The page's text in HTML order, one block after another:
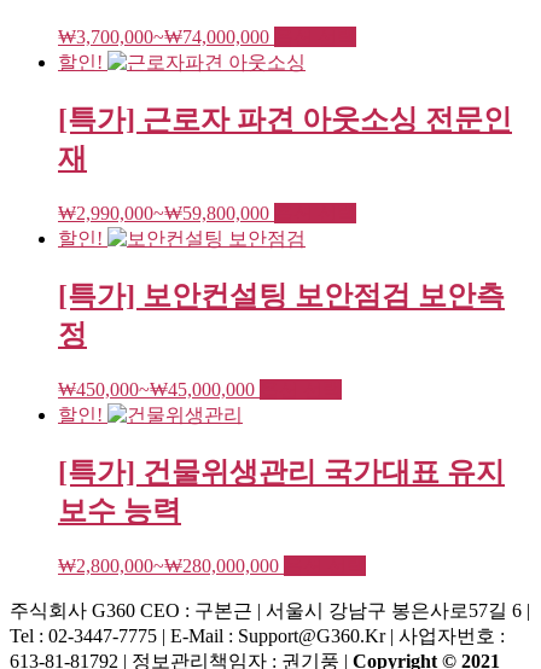
₩3,700,000~₩74,000,000
형
이
습
니
지
에
선
택
할인!
[특가] 근로자 파견 아웃소싱 전문인
재
₩2,990,000~₩59,800,000
형
이
습
니
이
지
할인!
[특가] 보안컨설팅 보안점검 보안측
정
₩450,000~₩45,000,000
형
이
있
습
할인!
[특가] 건물위생관리 국가대표 유지
보수 능력
₩2,800,000~₩280,000,000
변
형
주식회사 G360 CEO : 구본근 | 서울시 강남구 봉은사로57길 6 |
Tel : 02-3447-7775 | E-Mail : Support@g360.kr | 사업자번호 :
613-81-81792 | 정보관리책임자 : 권기풍 | Copyright © 2021